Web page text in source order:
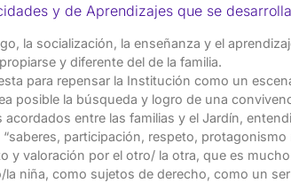
y de Aprendizajes que se
la socialización, la enseñanza y el
y diferente del de la familia.
para repensar la Institución como un
posible la búsqueda y logro de una
acordados entre las familias y el Jardín,
participación, respeto,
y valoración por el otro/ la otra, que es
niña, como sujetos de derecho, como un